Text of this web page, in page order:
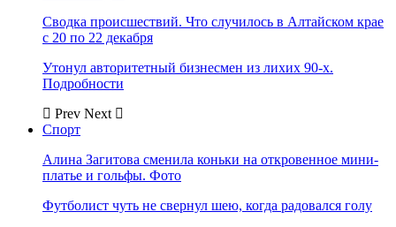
Сводка происшествий. Что случилось в Алтайском крае
с 20 по 22 декабря
Утонул авторитетный бизнесмен из лихих 90-х.
Подробности
Prev Next
Спорт
Алина Загитова сменила коньки на откровенное мини-
платье и гольфы. Фото
Футболист чуть не свернул шею, когда радовался голу